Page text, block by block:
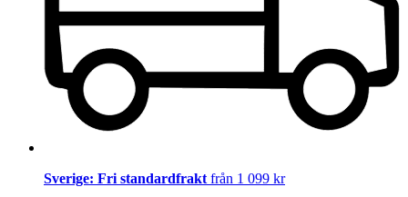
Sverige: Fri standardfrakt från 1 099 kr